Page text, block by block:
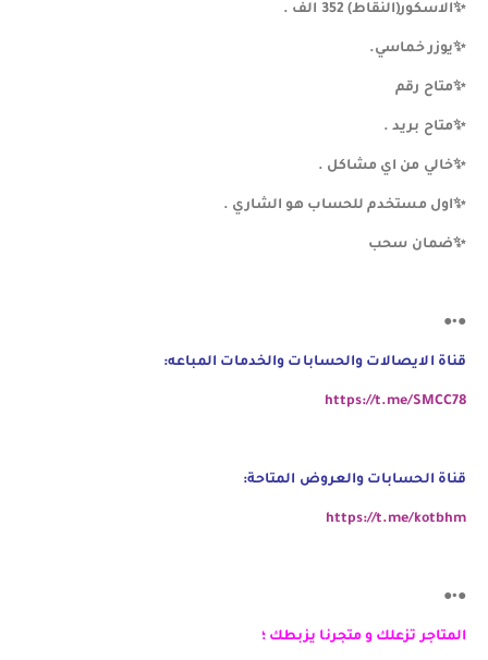
✨️️️️️️الاسكور(النقاط) 352 الف .
✨️يوزر خماسي.
✨️️️️️️️️️متاح رقم
✨️️️️️️️️️متاح بريد .
✨️️️️️️️️️خالي من اي مشاكل .
✨️️️️️️️️️اول مستخدم للحساب هو الشاري .
✨️️️️️️️️️ضمان سحب
●•●
قناة الايصالات والحسابات والخدمات المباعه:
https://t.me/SMCC78
قناة الحسابات والعروض المتاحة:
https://t.me/kotbhm
●•●
المتاجر تزعلك و متجرنا يزبطك ؛